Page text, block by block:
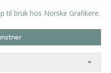
til bruk hos Norske Grafikere.